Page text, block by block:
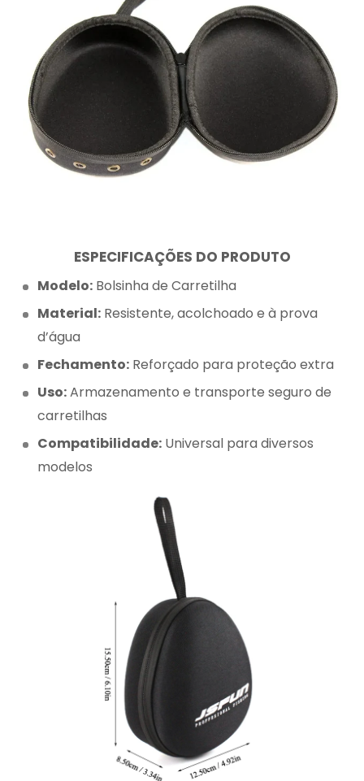
ESPECIFICAÇÕES DO PRODUTO
Modelo: Bolsinha de Carretilha
Material: Resistente, acolchoado e à prova
d’água
Fechamento: Reforçado para proteção extra
Uso:Armazenamento e transporte seguro de
carretilhas
Compatibilidade: Universal para diversos
modelos